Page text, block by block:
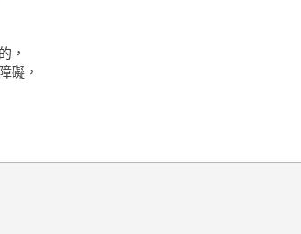
，
礙，